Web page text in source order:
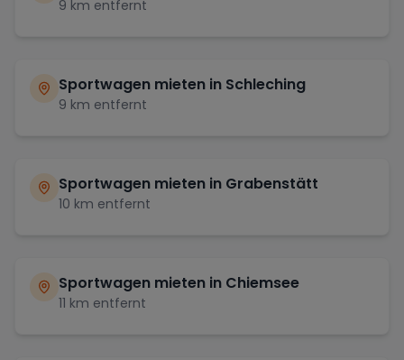
9 km entfernt
Sportwagen mieten in Schleching
9 km entfernt
Sportwagen mieten in Grabenstätt
10 km entfernt
Sportwagen mieten in Chiemsee
11 km entfernt